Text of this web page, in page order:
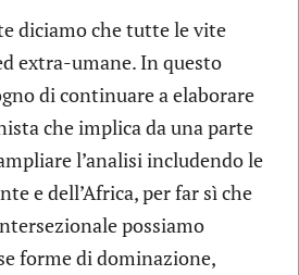
diciamo che tutte le vite
extra-umane. In questo
di continuare a elaborare
che implica da una parte
l’analisi includendo le
e dell’Africa, per far sì che
possiamo
forme di dominazione,